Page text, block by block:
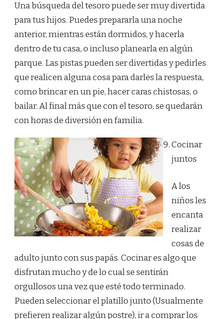
Una búsqueda del tesoro puede ser muy divertida
para tus hijos. Puedes prepararla una noche
anterior, mientras están dormidos, y hacerla
dentro de tu casa, o incluso planearla en algún
parque. Las pistas pueden ser divertidas y pedirles
que realicen alguna cosa para darles la respuesta,
como brincar en un pie, hacer caras chistosas, o
bailar. Al final más que con el tesoro, se quedarán
con horas de diversión en familia.
Cocinar
juntos
A los
niños les
encanta
realizar
cosas de
adulto junto con sus papás. Cocinar es algo que
disfrutan mucho y de lo cual se sentirán
orgullosos una vez que esté todo terminado.
Pueden seleccionar el platillo junto (Usualmente
prefieren realizar algún postre), ir a comprar los